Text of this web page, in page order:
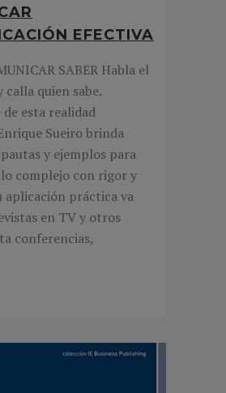
EFECTIVA
SABER Habla el
quien sabe.
esta realidad
Sueiro brinda
y ejemplos para
complejo con rigor y
aplicación práctica va
en TV y otros
conferencias,